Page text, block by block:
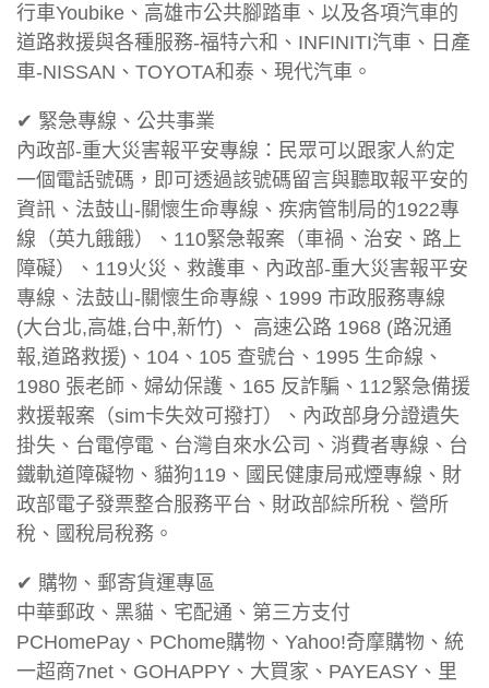
行車Youbike、高雄市公共腳踏車、以及各項汽車的
道路救援與各種服務-福特六和、INFINITI汽車、日產
車-NISSAN、TOYOTA和泰、現代汽車。
✔ 緊急專線、公共事業
內政部-重大災害報平安專線：民眾可以跟家人約定
一個電話號碼，即可透過該號碼留言與聽取報平安的
資訊、法鼓山-關懷生命專線、疾病管制局的1922專
線（英九餓餓）、110緊急報案（車禍、治安、路上
障礙）、119火災、救護車、內政部-重大災害報平安
專線、法鼓山-關懷生命專線、1999 市政服務專線
(大台北,高雄,台中,新竹) 、 高速公路 1968 (路況通
報,道路救援)、104、105 查號台、1995 生命線、
1980 張老師、婦幼保護、165 反詐騙、112緊急備援
救援報案（sim卡失效可撥打）、內政部身分證遺失
掛失、台電停電、台灣自來水公司、消費者專線、台
鐵軌道障礙物、貓狗119、國民健康局戒煙專線、財
政部電子發票整合服務平台、財政部綜所稅、營所
稅、國稅局稅務。
✔ 購物、郵寄貨運專區
中華郵政、黑貓、宅配通、第三方支付
PCHomePay、PChome購物、Yahoo!奇摩購物、統
一超商7net、GOHAPPY、大買家、PAYEASY、里